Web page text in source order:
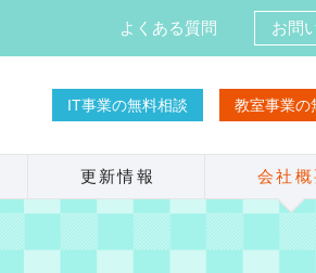
よくある質問 お問
IT事業の無料相談 教室事業の
更新情報 会社概